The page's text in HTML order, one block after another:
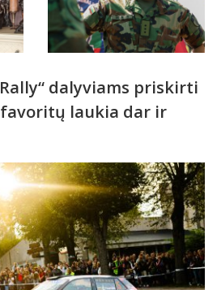
dalyviams priskirti
laukia dar ir